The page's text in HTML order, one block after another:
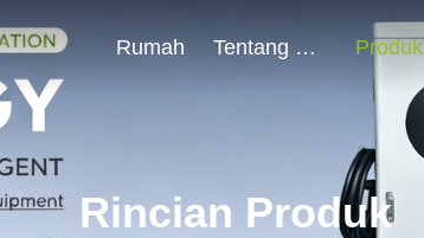
Rumah Tentang Kami Produk
Rincian Produk